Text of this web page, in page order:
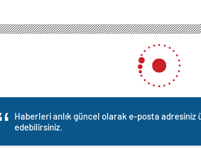
Haberleri anlık güncel olarak e-posta adresiniz
edebilirsiniz.